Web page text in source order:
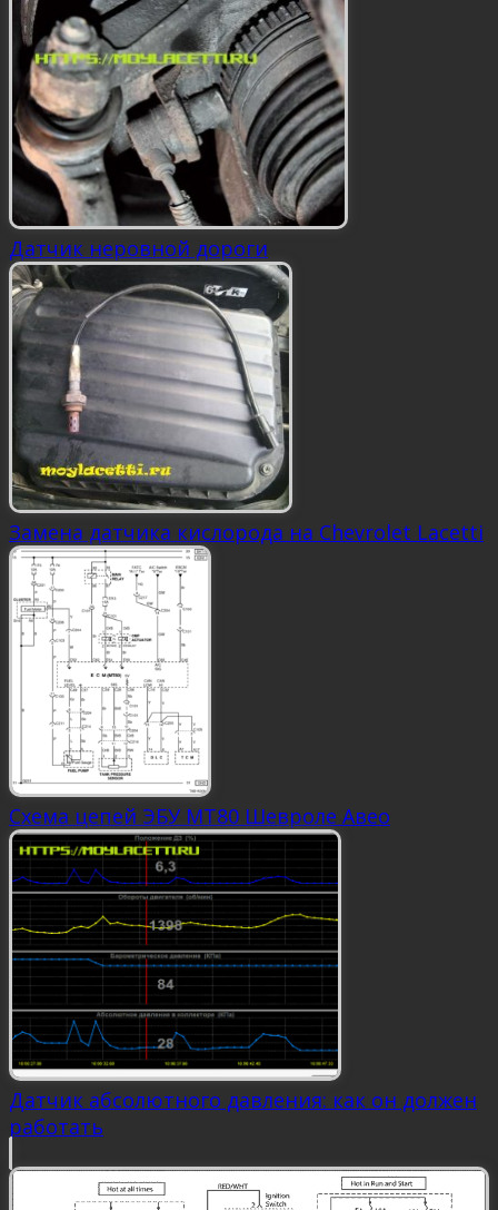
Датчик неровной дороги
Замена датчика кислорода на Chevrolet Lacetti
Схема цепей ЭБУ MT80 Шевроле Авео
Датчик абсолютного давления: как он должен
работать